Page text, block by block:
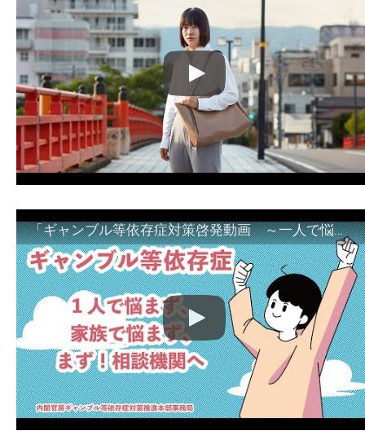
「ギャンブル等依存症対策啓発動画 ～一人で悩まず、家族で悩まず、まず！相談機関へ～」